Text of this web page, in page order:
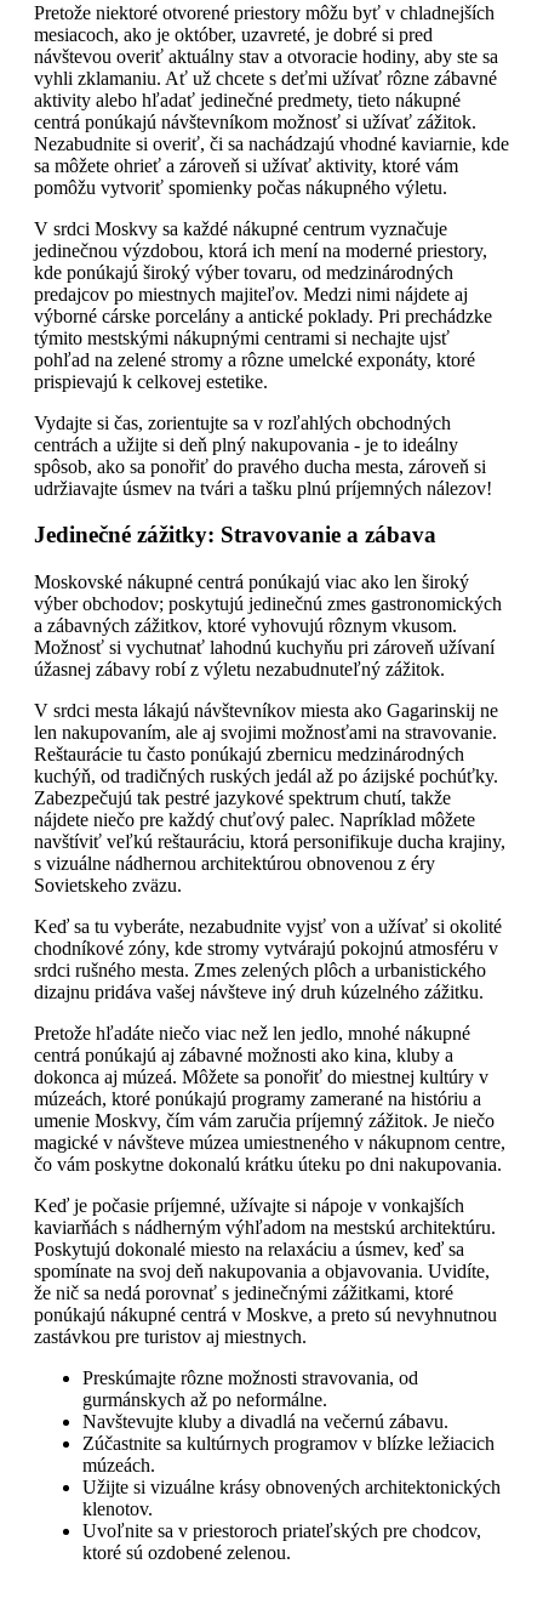
Pretože niektoré otvorené priestory môžu byť v chladnejších
mesiacoch, ako je október, uzavreté, je dobré si pred
návštevou overiť aktuálny stav a otvoracie hodiny, aby ste sa
vyhli zklamaniu. Ať už chcete s deťmi užívať rôzne zábavné
aktivity alebo hľadať jedinečné predmety, tieto nákupné
centrá ponúkajú návštevníkom možnosť si užívať zážitok.
Nezabudnite si overiť, či sa nachádzajú vhodné kaviarnie, kde
sa môžete ohrieť a zároveň si užívať aktivity, ktoré vám
pomôžu vytvoriť spomienky počas nákupného výletu.
V srdci Moskvy sa každé nákupné centrum vyznačuje
jedinečnou výzdobou, ktorá ich mení na moderné priestory,
kde ponúkajú široký výber tovaru, od medzinárodných
predajcov po miestnych majiteľov. Medzi nimi nájdete aj
výborné cárske porcelány a antické poklady. Pri prechádzke
týmito mestskými nákupnými centrami si nechajte ujsť
pohľad na zelené stromy a rôzne umelcké exponáty, ktoré
prispievajú k celkovej estetike.
Vydajte si čas, zorientujte sa v rozľahlých obchodných
centrách a užijte si deň plný nakupovania - je to ideálny
spôsob, ako sa ponořiť do pravého ducha mesta, zároveň si
udržiavajte úsmev na tvári a tašku plnú príjemných nálezov!
Jedinečné zážitky: Stravovanie a zábava
Moskovské nákupné centrá ponúkajú viac ako len široký
výber obchodov; poskytujú jedinečnú zmes gastronomických
a zábavných zážitkov, ktoré vyhovujú rôznym vkusom.
Možnosť si vychutnať lahodnú kuchyňu pri zároveň užívaní
úžasnej zábavy robí z výletu nezabudnuteľný zážitok.
V srdci mesta lákajú návštevníkov miesta ako Gagarinskij ne
len nakupovaním, ale aj svojimi možnosťami na stravovanie.
Reštaurácie tu často ponúkajú zbernicu medzinárodných
kuchýň, od tradičných ruských jedál až po ázijské pochúťky.
Zabezpečujú tak pestré jazykové spektrum chutí, takže
nájdete niečo pre každý chuťový palec. Napríklad môžete
navštíviť veľkú reštauráciu, ktorá personifikuje ducha krajiny,
s vizuálne nádhernou architektúrou obnovenou z éry
Sovietskeho zväzu.
Keď sa tu vyberáte, nezabudnite vyjsť von a užívať si okolité
chodníkové zóny, kde stromy vytvárajú pokojnú atmosféru v
srdci rušného mesta. Zmes zelených plôch a urbanistického
dizajnu pridáva vašej návšteve iný druh kúzelného zážitku.
Pretože hľadáte niečo viac než len jedlo, mnohé nákupné
centrá ponúkajú aj zábavné možnosti ako kina, kluby a
dokonca aj múzeá. Môžete sa ponořiť do miestnej kultúry v
múzeách, ktoré ponúkajú programy zamerané na históriu a
umenie Moskvy, čím vám zaručia príjemný zážitok. Je niečo
magické v návšteve múzea umiestneného v nákupnom centre,
čo vám poskytne dokonalú krátku úteku po dni nakupovania.
Keď je počasie príjemné, užívajte si nápoje v vonkajších
kaviarňách s nádherným výhľadom na mestskú architektúru.
Poskytujú dokonalé miesto na relaxáciu a úsmev, keď sa
spomínate na svoj deň nakupovania a objavovania. Uvidíte,
že nič sa nedá porovnať s jedinečnými zážitkami, ktoré
ponúkajú nákupné centrá v Moskve, a preto sú nevyhnutnou
zastávkou pre turistov aj miestnych.
Preskúmajte rôzne možnosti stravovania, od
gurmánskych až po neformálne.
Navštevujte kluby a divadlá na večernú zábavu.
Zúčastnite sa kultúrnych programov v blízke ležiacich
múzeách.
Užijte si vizuálne krásy obnovených architektonických
klenotov.
Uvoľnite sa v priestoroch priateľských pre chodcov,
ktoré sú ozdobené zelenou.